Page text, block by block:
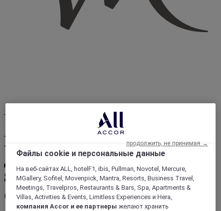
Таиланд
Посетите тайскую рыбацкую
деревушку и познакомьтесь с
80-летним рыбаком с острова
Самуи
Файлы cookie и персональные данные
На веб-сайтах ALL, hotelF1, ibis, Pullman, Novotel, Mercure,
MGallery, Sofitel, Movenpick, Mantra, Resorts, Business Travel,
Meetings, Travelpros, Restaurants & Bars, Spa, Apartments &
Villas, Activities & Events, Limitless Experiences и Hera,
компания Accor и ее партнеры желают хранить
продолжить, не принимая →